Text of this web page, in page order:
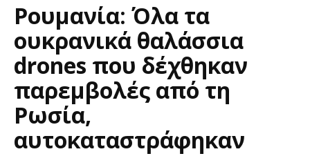
Ρουμανία: Όλα τα
ουκρανικά θαλάσσια
drones που δέχθηκαν
παρεμβολές από τη
Ρωσία,
αυτοκαταστράφηκαν